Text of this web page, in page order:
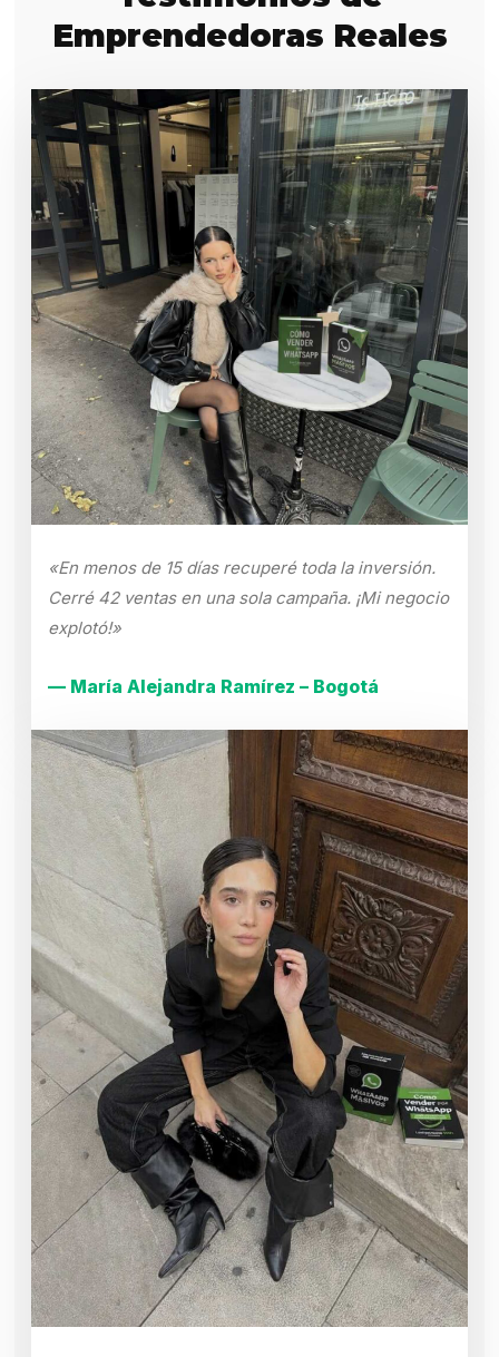
Emprendedoras Reales
«En menos de 15 días recuperé toda la inversión.
Cerré 42 ventas en una sola campaña. ¡Mi negocio
explotó!»
— María Alejandra Ramírez – Bogotá